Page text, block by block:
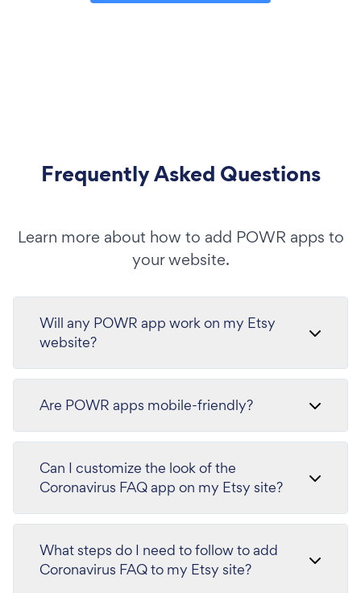
Frequently Asked Questions
Learn more about how to add POWR apps to
your website.
Will any POWR app work on my Etsy
website?
Are POWR apps mobile-friendly?
Can I customize the look of the
Coronavirus FAQ app on my Etsy site?
What steps do I need to follow to add
Coronavirus FAQ to my Etsy site?